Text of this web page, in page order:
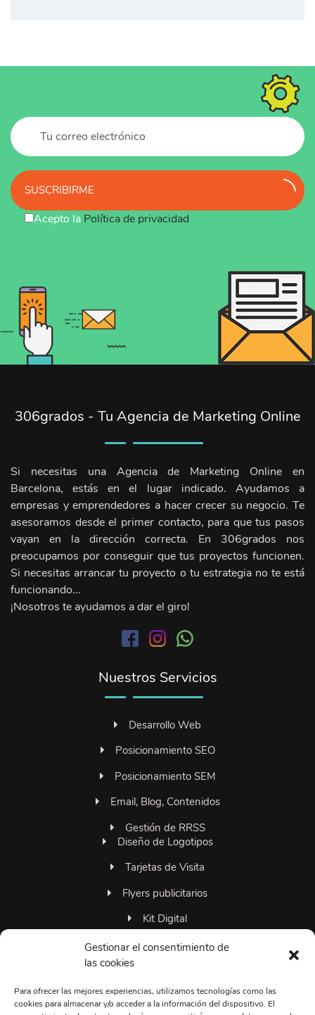
Gestionar el consentimiento de
las cookies
Para ofrecer las mejores experiencias, utilizamos tecnologías como las
cookies para almacenar y/o acceder a la información del dispositivo. El
SUSCRIBIRME
Acepto la Política de privacidad
306grados - Tu Agencia de Marketing Online
Si necesitas una Agencia de Marketing Online en
Barcelona, estás en el lugar indicado. Ayudamos a
empresas y emprendedores a hacer crecer su negocio. Te
asesoramos desde el primer contacto, para que tus pasos
vayan en la dirección correcta. En 306grados nos
preocupamos por conseguir que tus proyectos funcionen.
Si necesitas arrancar tu proyecto o tu estrategia no te está
funcionando...
¡Nosotros te ayudamos a dar el giro!
Nuestros Servicios
Desarrollo Web
Posicionamiento SEO
Posicionamiento SEM
Email, Blog, Contenidos
Gestión de RRSS
Diseño de Logotipos
Tarjetas de Visita
Flyers publicitarios
Kit Digital
Familia 306grados
+34663374495